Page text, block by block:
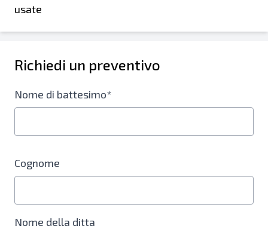
usate
Richiedi un preventivo
Nome di battesimo*
Cognome
Nome della ditta